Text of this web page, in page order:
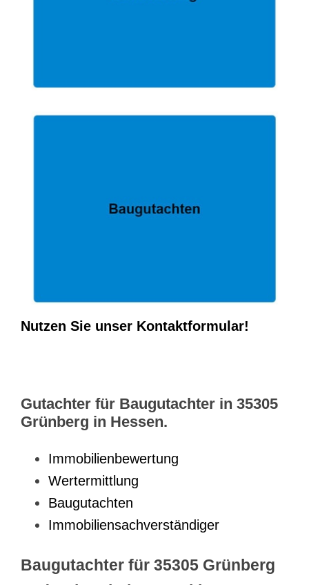
Nutzen Sie unser Kontaktformular!
Gutachter für Baugutachter in 35305
Grünberg in Hessen.
Immobilienbewertung
Wertermittlung
Baugutachten
Immobiliensachverständiger
Baugutachter für 35305 Grünberg